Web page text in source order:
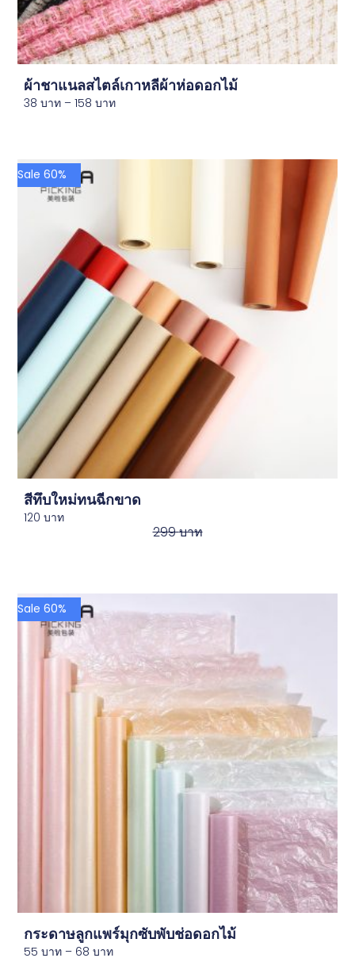
ผ้าชาแนลสไตล์เกาหลีผ้าห่อดอกไม้
38บาท – 158บาท
Sale 60%
สีทึบใหม่ทนฉีกขาด
299บาท
120บาท
Sale 60%
กระดาษลูกแพร์มุกซับพับช่อดอกไม้
55บาท – 68บาท